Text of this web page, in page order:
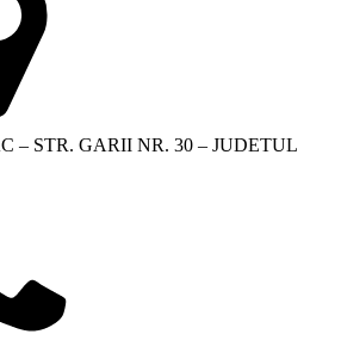
– STR. GARII NR. 30 – JUDETUL